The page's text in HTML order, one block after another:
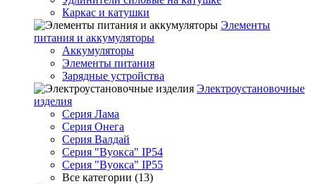
Каркас и катушки
Элементы
питания и аккумуляторы
Аккумуляторы
Элементы питания
Зарядные устройства
Электроустановочные
изделия
Серия Лама
Серия Онега
Серия Валдай
Серия "Вуокса" IP54
Серия "Вуокса" IP55
Все категории (13)